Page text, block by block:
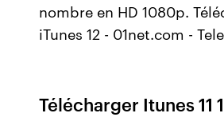
nombre en HD 1080p.
iTunes 12 - 01net.com -
Télécharger Itunes 11